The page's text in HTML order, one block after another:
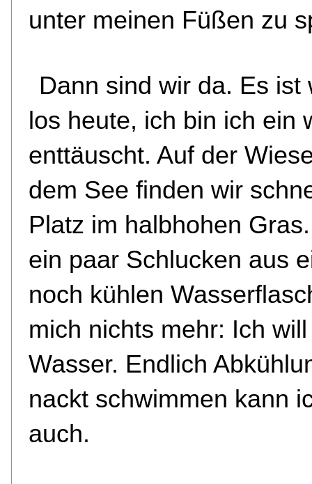
unter meinen Füßen zu
Dann sind wir da. Es ist
los heute, ich bin ich ein
enttäuscht. Auf der
dem See finden wir
Platz im halbhohen
ein paar Schlucken aus
noch kühlen
mich nichts mehr: Ich
Wasser. Endlich
nackt schwimmen kann
auch.